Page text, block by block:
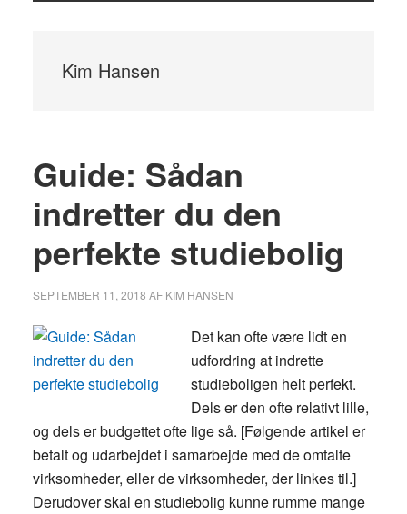
Kim Hansen
Guide: Sådan
indretter du den
perfekte studiebolig
SEPTEMBER 11, 2018 AF KIM HANSEN
Det kan ofte være lidt en
udfordring at indrette
studieboligen helt perfekt.
Dels er den ofte relativt lille,
og dels er budgettet ofte lige så. [Følgende artikel er
betalt og udarbejdet i samarbejde med de omtalte
virksomheder, eller de virksomheder, der linkes til.]
Derudover skal en studiebolig kunne rumme mange